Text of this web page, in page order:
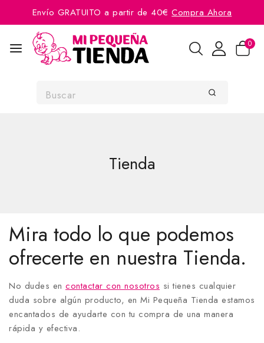
Envío GRATUITO a partir de 40€Compra Ahora
0
Tienda
Mira todo lo que podemos
ofrecerte en nuestra Tienda.
No dudes en contactar con nosotros si tienes cualquier
duda sobre algún producto, en Mi Pequeña Tienda estamos
encantados de ayudarte con tu compra de una manera
rápida y efectiva.